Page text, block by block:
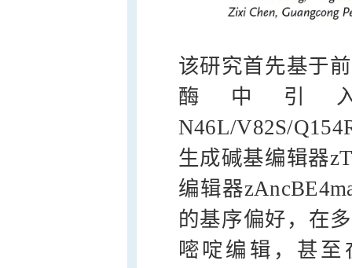
该研究首先基于
酶中引
N46L/V82S/
生成碱基编辑器
编辑器
的基序偏好，在
嘧啶编辑，甚至